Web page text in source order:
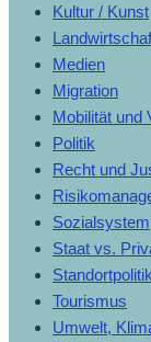
Kultur / Kunst
Medien
Migration
Mobilität und
Politik
Recht und
Sozialsystem
Staat vs.
Standortpolitik
Tourismus
Umwelt,